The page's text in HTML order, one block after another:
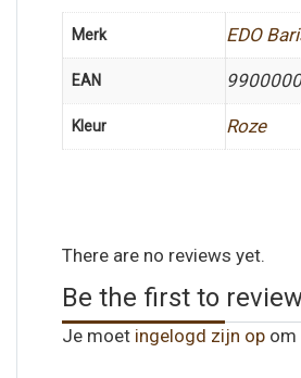
Merk EDO
EAN
Kleur Roze
There are no reviews yet.
Be the first to
Je moet ingelogd zijn op om